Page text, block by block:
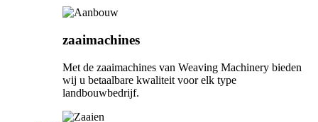
zaaimachines
Met de zaaimachines van Weaving Machinery bieden
wij u betaalbare kwaliteit voor elk type
landbouwbedrijf.